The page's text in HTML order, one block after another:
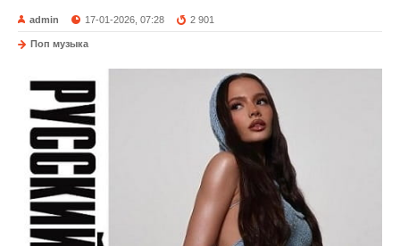
admin 17-01-2026, 07:28 2 901
Поп музыка